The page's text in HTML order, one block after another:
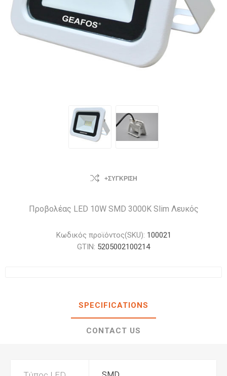
+ΣΎΓΚΡΙΣΗ
Προβολέας LED 10W SMD 3000K Slim Λευκός
Κωδικός προϊόντος(SKU): 100021
GTIN: 5205002100214
SPECIFICATIONS
CONTACT US